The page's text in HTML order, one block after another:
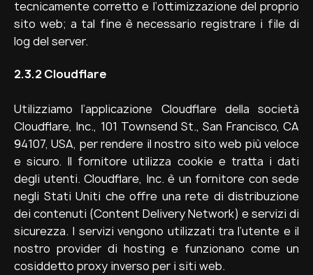
tecnicamente corretto e l’ottimizzazione del proprio
sito web; a tal fine è necessario registrare i file di
log del server.
2.3.2Cloudflare
Utilizziamo l’applicazione Cloudflare della società
Cloudflare, Inc., 101 Townsend St., San Francisco, CA
94107, USA, per rendere il nostro sito web più veloce
e sicuro. Il fornitore utilizza cookie e tratta i dati
degli utenti. Cloudflare, Inc. è un fornitore con sede
negli Stati Uniti che offre una rete di distribuzione
dei contenuti (Content Delivery Network) e servizi di
sicurezza. I servizi vengono utilizzati tra l’utente e il
nostro provider di hosting e funzionano come un
cosiddetto proxy inverso per i siti web.